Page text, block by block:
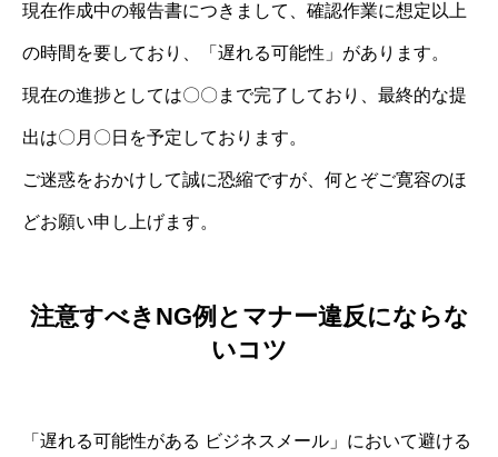
現在作成中の報告書につきまして、確認作業に想定以上
の時間を要しており、「遅れる可能性」があります。
現在の進捗としては〇〇まで完了しており、最終的な提
出は〇月〇日を予定しております。
ご迷惑をおかけして誠に恐縮ですが、何とぞご寛容のほ
どお願い申し上げます。
注意すべきNG例とマナー違反にならな
いコツ
「遅れる可能性がある ビジネスメール」において避ける